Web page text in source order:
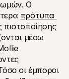
Ο
πρότυπα
μέσω
οι έμποροι